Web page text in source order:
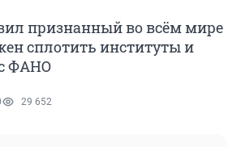
признанный во всём мире
сплотить институты и
ФАНО
29 652